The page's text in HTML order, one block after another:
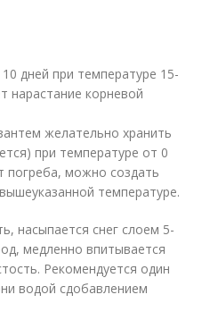
дней при температуре 15-
нарастание корневой
желательно хранить
при температуре от 0
погреба, можно создать
температуре.
насыпается снег слоем 5-
медленно впитывается
Рекомендуется один
водой сдобавлением